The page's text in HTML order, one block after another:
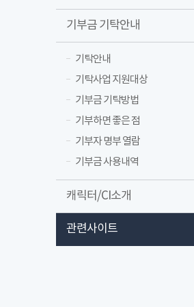
기부금 기탁안내
기탁안내
기탁사업 지원대상
기부금 기탁방법
기부하면 좋은 점
기부자 명부 열람
기부금 사용내역
캐릭터/CI소개
관련사이트